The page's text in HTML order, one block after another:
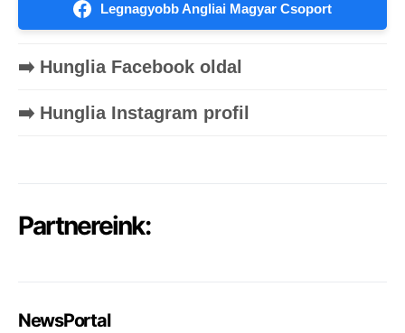
Legnagyobb Angliai Magyar Csoport
➡️ Hunglia Facebook oldal
➡️ Hunglia Instagram profil
Partnereink:
NewsPortal